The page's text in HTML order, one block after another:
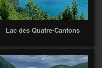
Lac des Quatre-Cantons